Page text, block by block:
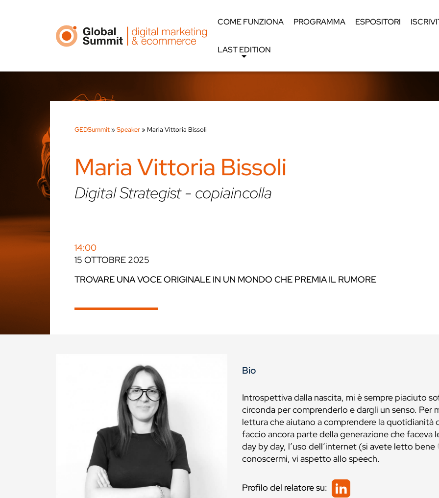
COME FUNZIONA PROGRAMMA ESPOSITORI
LAST EDITION
GEDSummit»Speaker» Maria Vittoria Bissoli
Maria Vittoria Bissoli
Digital Strategist - copiaincolla
14:00
15 OTTOBRE 2025
TROVARE UNA VOCE ORIGINALE IN UN MONDO CHE PREMIA IL RUMORE
Bio
Introspettiva dalla nascita, mi è sempre piaciuto
circonda per comprenderlo e dargli un senso. Per
lettura che aiutano a comprendere la quotidianità
faccio ancora parte della generazione che faceva
day by day, l’uso dell’internet (si avete letto bene
conoscermi, vi aspetto allo speech.
Profilo del relatore su: